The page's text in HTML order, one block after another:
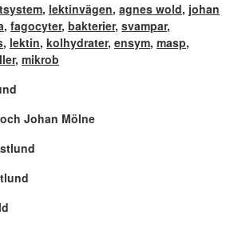
, lektinvägen, agnes wold, johan
, fagocyter, bakterier, svampar,
, lektin, kolhydrater, ensym, masp,
, mikrob
Johan Mölne